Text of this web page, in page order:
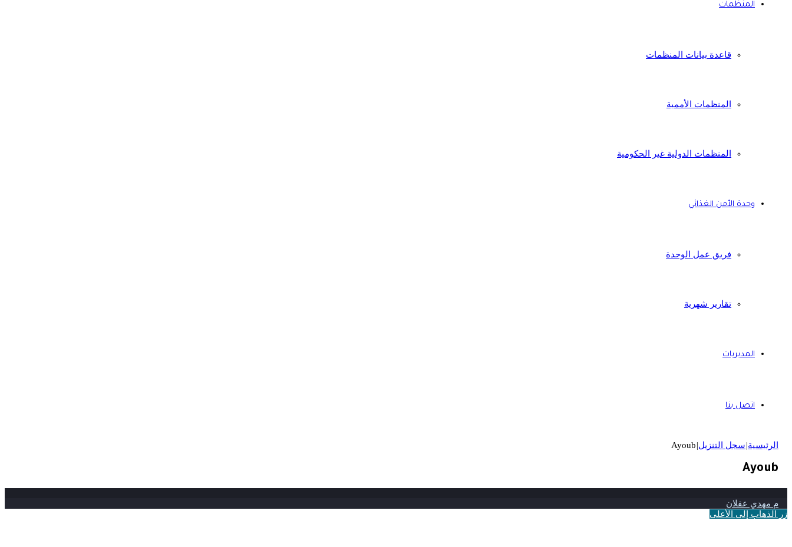
المنظمات
قاعدة بيانات المنظمات
المنظمات الأممية
المنظمات الدولية غير الحكومية
وحدة الأمن الغذائي
فريق عمل الوحدة
تقارير شهرية
المديريات
اتصل بنا
الرئيسية|سجل التنزيل|
Ayoub
Ayoub
م مهدي عقلان
زر الذهاب إلى الأعلى